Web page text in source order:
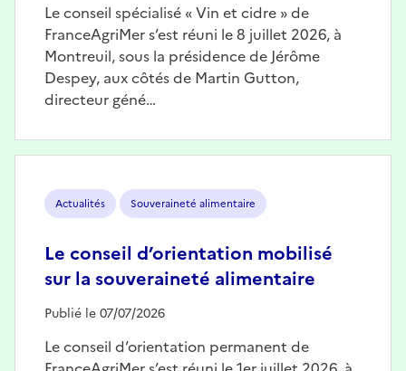
Le conseil spécialisé « Vin et cidre » de
FranceAgriMer s’est réuni le 8 juillet 2026, à
Montreuil, sous la présidence de Jérôme
Despey, aux côtés de Martin Gutton,
directeur géné…
Actualités Souveraineté alimentaire
Le conseil d’orientation mobilisé
sur la souveraineté alimentaire
Publié le 07/07/2026
Le conseil d’orientation permanent de